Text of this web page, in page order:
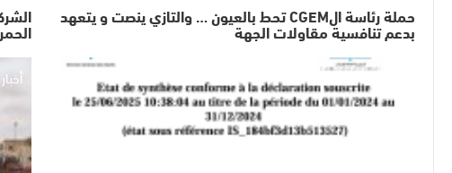
حملة رئاسة الCGEM تحط بالعيون … والتازي ينصت و يتعهد
بدعم تنافسية مقاولات الجهة
منوعات